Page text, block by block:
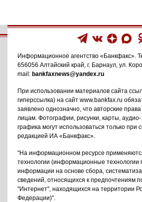
Информационное агентство «Банкфакс».
656056 Алтайский край, г. Барнаул, ул.
mail: bankfaxnews@yandex.ru
При использовании материалов сайта
гиперссылка) на сайт www.bankfax.ru
заявлено однозначно, что авторские
лицам. Фотографии, рисунки, карты,
графика могут использоваться только при
редакцией ИА «Банкфакс».
"На информационном ресурсе
технологии (информационные технологии
информации на основе сбора,
сведений, относящихся к предпочтениям
"Интернет", находящихся на территории
Федерации)".